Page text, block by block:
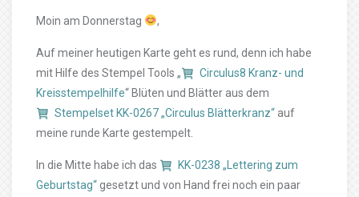
Moin am Donnerstag ,
Auf meiner heutigen Karte geht es rund, denn ich habe
mit Hilfe des Stempel Tools „
Circulus8 Kranz- und
Kreisstempelhilfe“ Blüten und Blätter aus dem
Stempelset KK-0267 „Circulus Blätterkranz“ auf
meine runde Karte gestempelt.
In die Mitte habe ich das
KK-0238 „Lettering zum
Geburtstag“ gesetzt und von Hand frei noch ein paar